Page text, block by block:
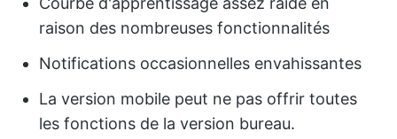
raison des nombreuses fonctionnalités
Notifications occasionnelles envahissantes
La version mobile peut ne pas offrir toutes
les fonctions de la version bureau.